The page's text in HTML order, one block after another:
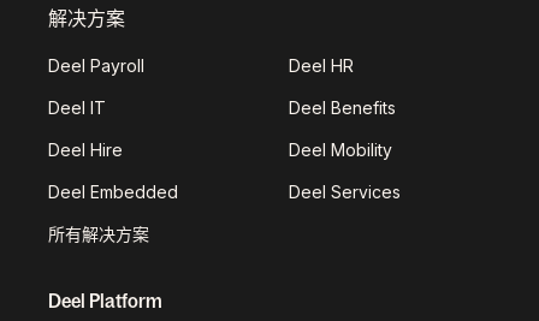
解决方案
Deel Payroll Deel HR
Deel IT Deel Benefits
Deel Hire Deel Mobility
Deel Embedded Deel Services
所有解决方案
Deel Platform